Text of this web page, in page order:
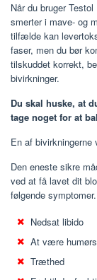
Når du bruger
smerter i mave- og
tilfælde kan
faser, men du bør
tilskuddet korrekt,
bivirkninger.
Du skal huske, at
tage noget for at
En af
Den eneste sikre
ved at få lavet dit
følgende symptomer.
Nedsat libido
At være
Træthed